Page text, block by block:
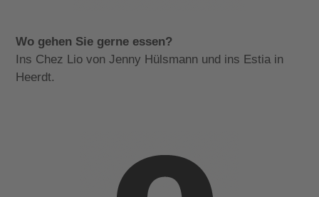
Wo gehen Sie gerne essen?
Ins Chez Lio von Jenny Hülsmann und ins Estia in
Heerdt.